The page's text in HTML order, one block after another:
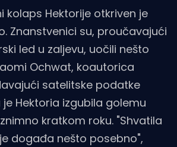
kolaps Hektorije otkriven je
Znanstvenici su, proučavajući
led u zaljevu, uočili nešto
Ochwat, koautorica
satelitske podatke
Hektoria izgubila golemu
kratkom roku. "Shvatila
događa nešto posebno",